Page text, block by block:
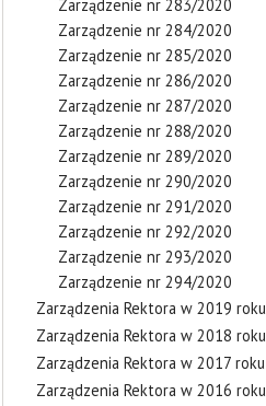
Zarządzenie nr 283/2020
Zarządzenie nr 284/2020
Zarządzenie nr 285/2020
Zarządzenie nr 286/2020
Zarządzenie nr 287/2020
Zarządzenie nr 288/2020
Zarządzenie nr 289/2020
Zarządzenie nr 290/2020
Zarządzenie nr 291/2020
Zarządzenie nr 292/2020
Zarządzenie nr 293/2020
Zarządzenie nr 294/2020
Zarządzenia Rektora w 2019 roku
Zarządzenia Rektora w 2018 roku
Zarządzenia Rektora w 2017 roku
Zarządzenia Rektora w 2016 roku